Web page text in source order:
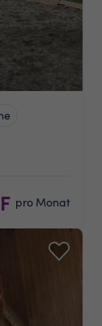
pro Monat